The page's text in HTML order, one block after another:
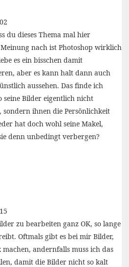
du dieses Thema mal hier
nach ist Photoshop wirklich
es ein bisschen damit
aber es kann halt dann auch
aussehen. Das finde ich
seine Bilder eigentlich nicht
ihnen die Persönlichkeit
hat doch wohl seine Makel,
denn unbedingt verbergen?
zu bearbeiten ganz OK, so lange
Oftmals gibt es bei mir Bilder,
andernfalls muss ich das
damit die Bilder nicht so kalt